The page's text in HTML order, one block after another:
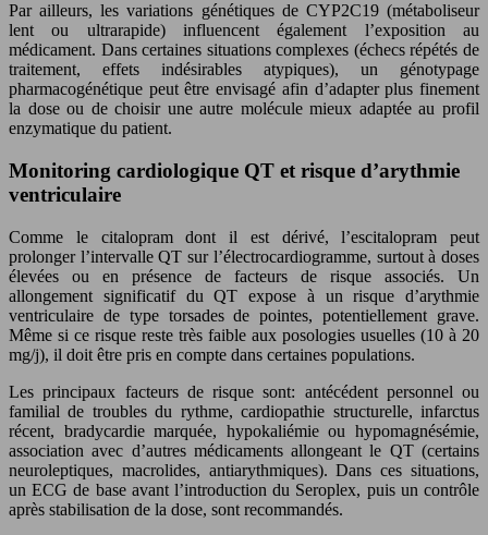
Par ailleurs, les variations génétiques de CYP2C19 (métaboliseur
lent ou ultrarapide) influencent également l’exposition au
médicament. Dans certaines situations complexes (échecs répétés de
traitement, effets indésirables atypiques), un génotypage
pharmacogénétique peut être envisagé afin d’adapter plus finement
la dose ou de choisir une autre molécule mieux adaptée au profil
enzymatique du patient.
Monitoring cardiologique QT et risque d’arythmie
ventriculaire
Comme le citalopram dont il est dérivé, l’escitalopram peut
prolonger l’intervalle QT sur l’électrocardiogramme, surtout à doses
élevées ou en présence de facteurs de risque associés. Un
allongement significatif du QT expose à un risque d’arythmie
ventriculaire de type torsades de pointes, potentiellement grave.
Même si ce risque reste très faible aux posologies usuelles (10 à 20
mg/j), il doit être pris en compte dans certaines populations.
Les principaux facteurs de risque sont: antécédent personnel ou
familial de troubles du rythme, cardiopathie structurelle, infarctus
récent, bradycardie marquée, hypokaliémie ou hypomagnésémie,
association avec d’autres médicaments allongeant le QT (certains
neuroleptiques, macrolides, antiarythmiques). Dans ces situations,
un ECG de base avant l’introduction du Seroplex, puis un contrôle
après stabilisation de la dose, sont recommandés.